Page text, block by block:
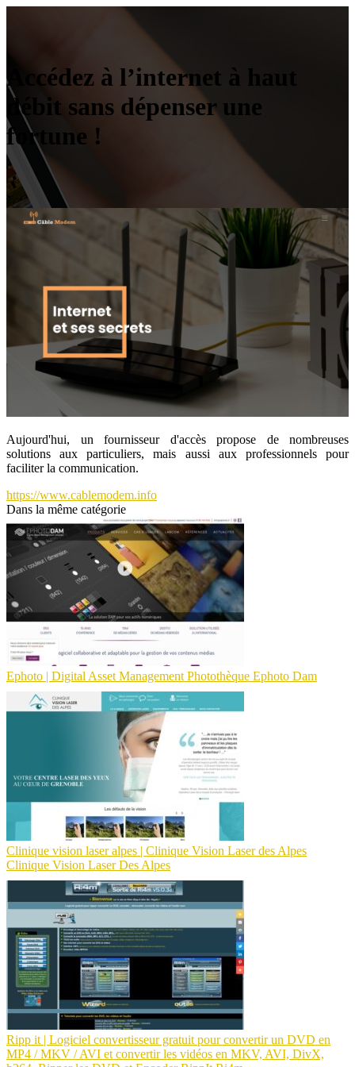
Accédez à l’internet à haut
débit sans dépenser une
fortune !
Aujourd'hui, un fournisseur d'accès propose de nombreuses
solutions aux particuliers, mais aussi aux professionnels pour
faciliter la communication.
https://www.cablemodem.info
Dans la même catégorie
Ephoto | Digital Asset Management Photothèque Ephoto Dam
Clinique vision laser alpes | Clinique Vision Laser des Alpes
Clinique Vision Laser Des Alpes
Ripp it | Logiciel con­vertis­seur gratuit pour convertir un DVD en
MP4 / MKV / AVI et convertir les vidéos en MKV, AVI, DivX,